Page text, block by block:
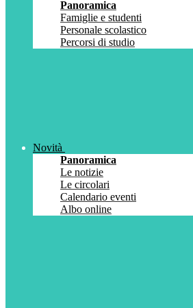
Panoramica
Famiglie e studenti
Personale scolastico
Percorsi di studio
Novità
Panoramica
Le notizie
Le circolari
Calendario eventi
Albo online